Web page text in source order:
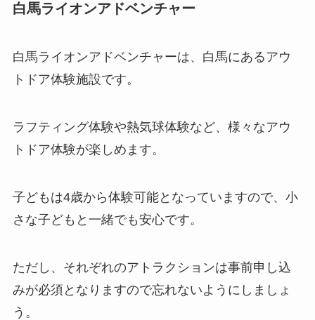
白馬ライオンアドベンチャー
白馬ライオンアドベンチャーは、白馬にあるアウ
トドア体験施設です。
ラフティング体験や熱気球体験など、様々なアウ
トドア体験が楽しめます。
子どもは4歳から体験可能となっていますので、小
さな子どもと一緒でも安心です。
ただし、それぞれのアトラクションは事前申し込
みが必須となりますので忘れないようにしましょ
う。